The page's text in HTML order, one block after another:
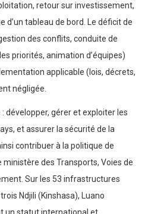
retour sur investissement,
d’un tableau de bord. Le déficit de
des conflits, conduite de
priorités, animation d’équipes)
applicable (lois, décrets,
négligée.
développer, gérer et exploiter les
et assurer la sécurité de la
contribuer à la politique de
des Transports, Voies de
Sur les 53 infrastructures
Ndjili (Kinshasa), Luano